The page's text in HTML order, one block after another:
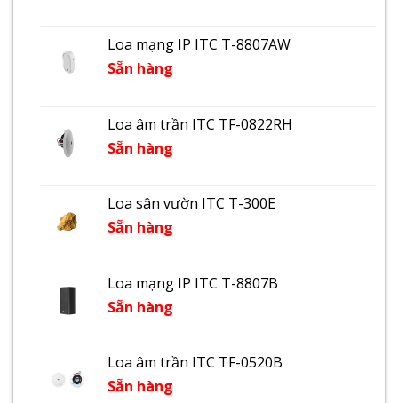
Loa mạng IP ITC T-8807AW
Sẵn hàng
Loa âm trần ITC TF-0822RH
Sẵn hàng
Loa sân vườn ITC T-300E
Sẵn hàng
Loa mạng IP ITC T-8807B
Sẵn hàng
Loa âm trần ITC TF-0520B
Sẵn hàng